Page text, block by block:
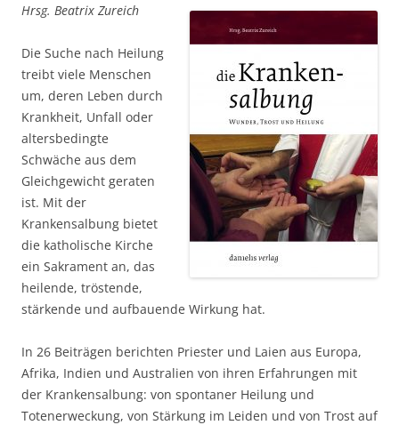
Hrsg. Beatrix Zureich
Die Suche nach Heilung
treibt viele Menschen
um, deren Leben durch
Krankheit, Unfall oder
altersbedingte
Schwäche aus dem
Gleichgewicht geraten
ist. Mit der
Krankensalbung bietet
die katholische Kirche
ein Sakrament an, das
heilende, tröstende,
stärkende und aufbauende Wirkung hat.
In 26 Beiträgen berichten Priester und Laien aus Europa,
Afrika, Indien und Australien von ihren Erfahrungen mit
der Krankensalbung: von spontaner Heilung und
Totenerweckung, von Stärkung im Leiden und von Trost auf